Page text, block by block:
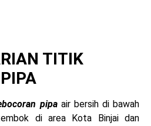
TITIK
pipaair bersih di bawah
di area Kota Binjai dan